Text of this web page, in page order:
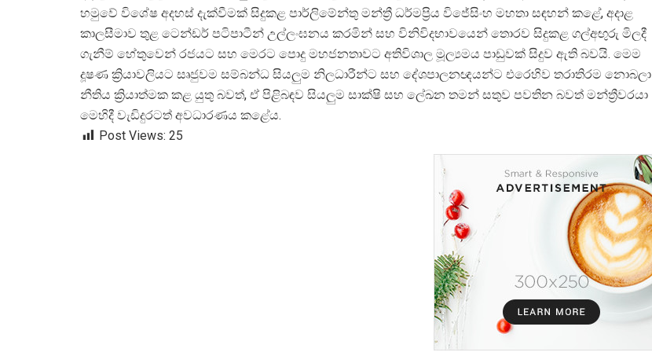
හමුවේ විශේෂ අදහස් දැක්වීමක් සිදුකළ පාර්ලිමේන්තු මන්ත් රී ධර්මප්රිය විජේසිංහ මහතා සඳහන් කළේ, අදාළ
කාලසීමාව තුළ ටෙන්ඩර් පටිපාටීන් උල්ලංඝනය කරමින් සහ විනිවිදභාවයෙන් තොරව සිදුකළ ගල්අඟුරු මිලදී
ගැනීම් හේතුවෙන් රජයට සහ මෙරට පොදු මහජනතාවට අතිවිශාල මූල්යමය පාඩුවක් සිදුව ඇති බවයි. මෙම
දූෂණ ක්රියාවලියට සෘජුවම සම්බන්ධ සියලුම නිලධාරීන්ට සහ දේශපාලනඥයන්ට එරෙහිව තරාතිරම නොබලා
නීතිය ක්රියාත්මක කළ යුතු බවත්, ඒ පිළිබඳව සියලුම සාක්ෂි සහ ලේඛන තමන් සතුව පවතින බවත් මන්ත්රීවරයා
මෙහිදී වැඩිදුරටත් අවධාරණය කළේය.
Post Views: 25